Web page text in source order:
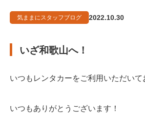
気ままにスタッフブログ 2022.10.30
いざ和歌山へ！
いつもレンタカーをご利用いただい
いつもありがとうございます！